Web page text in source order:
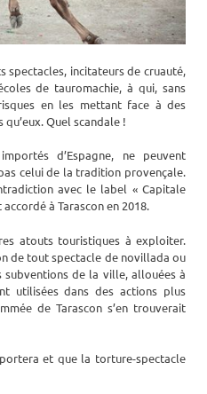
spectacles, incitateurs de cruauté,
de tauromachie, à qui, sans
en les mettant face à des
Quel scandale !
d’Espagne, ne peuvent
celui de la tradition provençale.
avec le label « Capitale
à Tarascon en 2018.
atouts touristiques à exploiter.
de tout spectacle de novillada ou
de la ville, allouées à
utilisées dans des actions plus
de Tarascon s’en trouverait
et que la torture-spectacle